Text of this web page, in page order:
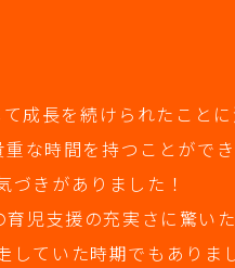
長を続けられたことに
な時間を持つことができ
きがありました！
児支援の充実さに驚い
ていた時期でもありま